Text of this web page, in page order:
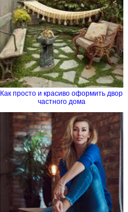
Как просто и красиво оформить двор
частного дома